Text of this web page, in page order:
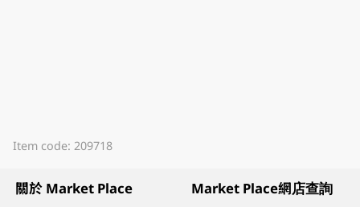
Item code: 209718
關於 Market Place Market Place網店查詢